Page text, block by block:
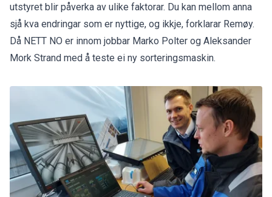
utstyret blir påverka av ulike faktorar. Du kan mellom anna
sjå kva endringar som er nyttige, og ikkje, forklarar Remøy.
Då NETT NO er innom jobbar Marko Polter og Aleksander
Mork Strand med å teste ei ny sorteringsmaskin.